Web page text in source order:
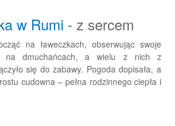
w Rumi - z sercem
na ławeczkach, obserwując swoje
na dmuchańcach, a wielu z nich z
się do zabawy. Pogoda dopisała, a
cudowna – pełna rodzinnego ciepła i